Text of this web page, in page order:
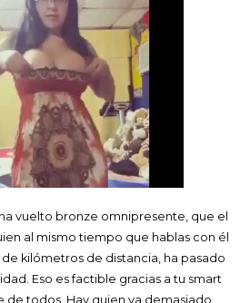
vuelto bronze omnipresente, que el
al mismo tiempo que hablas con él
kilómetros de distancia, ha pasado
Eso es factible gracias a tu smart
de todos. Hay quien va demasiado